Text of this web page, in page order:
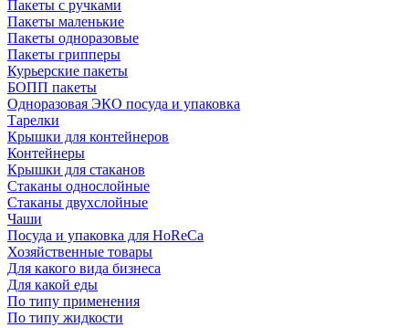
Пакеты с ручками
Пакеты маленькие
Пакеты одноразовые
Пакеты грипперы
Курьерские пакеты
БОПП пакеты
Одноразовая ЭКО посуда и упаковка
Тарелки
Крышки для контейнеров
Контейнеры
Крышки для стаканов
Стаканы однослойные
Стаканы двухслойные
Чаши
Посуда и упаковка для HoReCa
Хозяйственные товары
Для какого вида бизнеса
Для какой еды
По типу применения
По типу жидкости